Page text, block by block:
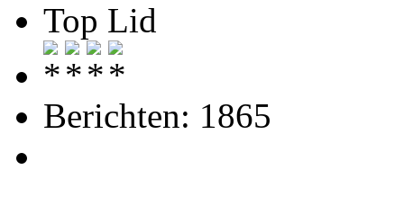
Top Lid
Berichten: 1865